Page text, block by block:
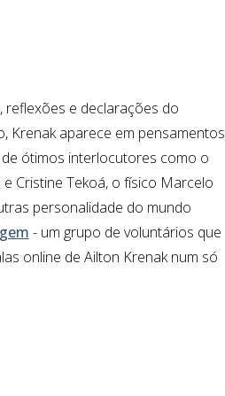
reflexões e declarações do
Krenak aparece em pensamentos
ótimos interlocutores como o
Cristine Tekoá, o físico Marcelo
personalidade do mundo
- um grupo de voluntários que
online de Ailton Krenak num só